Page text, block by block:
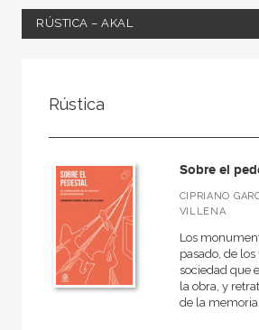
RÚSTICA – AKAL
Ciencias humanas y sociales
Arte
Escultura
MATERIAS
Antiguo
Rústica
Sobre el
CIPRIANO
VILLENA
Los
pasado, de
sociedad que
la obra, y
de la memoria